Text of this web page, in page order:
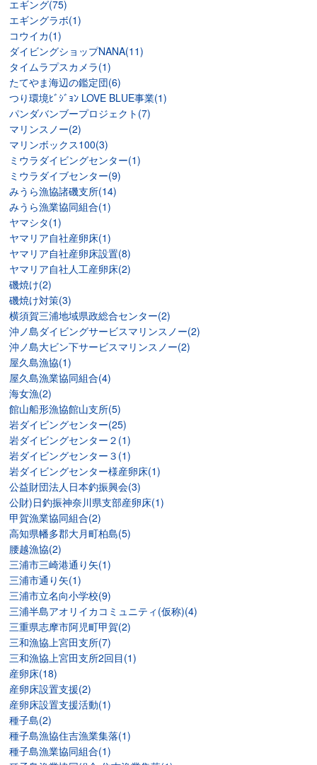
エギング(75)
エギングラボ(1)
コウイカ(1)
ダイビングショップNANA(11)
タイムラプスカメラ(1)
たてやま海辺の鑑定団(6)
つり環境ﾋﾞｼﾞｮﾝ LOVE BLUE事業(1)
パンダバンブープロジェクト(7)
マリンスノー(2)
マリンボックス100(3)
ミウラダイビングセンター(1)
ミウラダイブセンター(9)
みうら漁協諸磯支所(14)
みうら漁業協同組合(1)
ヤマシタ(1)
ヤマリア自社産卵床(1)
ヤマリア自社産卵床設置(8)
ヤマリア自社人工産卵床(2)
磯焼け(2)
磯焼け対策(3)
横須賀三浦地域県政総合センター(2)
沖ノ島ダイビングサービスマリンスノー(2)
沖ノ島大ビン下サービスマリンスノー(2)
屋久島漁協(1)
屋久島漁業協同組合(4)
海女漁(2)
館山船形漁協館山支所(5)
岩ダイビングセンター(25)
岩ダイビングセンター２(1)
岩ダイビングセンター３(1)
岩ダイビングセンター様産卵床(1)
公益財団法人日本釣振興会(3)
公財)日釣振神奈川県支部産卵床(1)
甲賀漁業協同組合(2)
高知県幡多郡大月町柏島(5)
腰越漁協(2)
三浦市三崎港通り矢(1)
三浦市通り矢(1)
三浦市立名向小学校(9)
三浦半島アオリイカコミュニティ(仮称)(4)
三重県志摩市阿児町甲賀(2)
三和漁協上宮田支所(7)
三和漁協上宮田支所2回目(1)
産卵床(18)
産卵床設置支援(2)
産卵床設置支援活動(1)
種子島(2)
種子島漁協住吉漁業集落(1)
種子島漁業協同組合(1)